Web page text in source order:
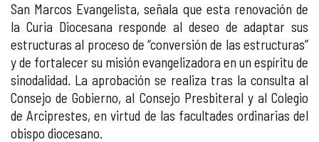
San Marcos Evangelista, señala que esta renovación de
la Curia Diocesana responde al deseo de adaptar sus
estructuras al proceso de “conversión de las estructuras”
y de fortalecer su misión evangelizadora en un espíritu de
sinodalidad. La aprobación se realiza tras la consulta al
Consejo de Gobierno, al Consejo Presbiteral y al Colegio
de Arciprestes, en virtud de las facultades ordinarias del
obispo diocesano.